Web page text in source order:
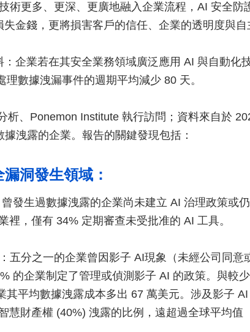
術更多、更深、更廣地融入企業流程，AI 安全防
金錢，更將損害客戶的信任、企業的透明度與自
企業若在其安全業務領域廣泛應用 AI 與自動化
理數據洩漏事件的週期平均減少 80 天。
析、Ponemon Institute 執行訪問；資料來自於
洩露的企業。報告的關鍵發現包括：
洞發生領域：
曾發生過數據洩露的企業尚未建立 AI 治理政策或
裡，僅有 34% 定期審查未受批准的 AI 工具。
：五分之一的企業曾因影子 AI現象（未經公司同意
的企業制定了管理或偵測影子 AI 的政策。與較
其平均數據洩露成本多出 67 萬美元。涉及影子
慧財產權 (40%) 洩露的比例，遠超過全球平均值